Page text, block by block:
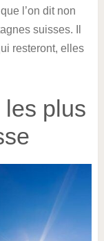
l’on dit non
suisses. Il
resteront, elles
les plus